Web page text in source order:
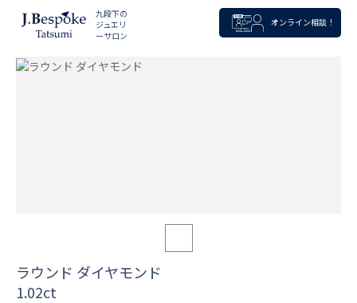
九段下の
ジュエリ
ーサロン
オンライン相談！
ラウンド ダイヤモンド
1.02ct